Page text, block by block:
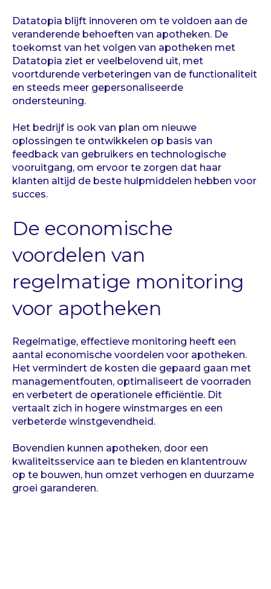
Datatopia blijft innoveren om te voldoen aan de
veranderende behoeften van apotheken. De
toekomst van het volgen van apotheken met
Datatopia ziet er veelbelovend uit, met
voortdurende verbeteringen van de functionaliteit
en steeds meer gepersonaliseerde
ondersteuning.
Het bedrijf is ook van plan om nieuwe
oplossingen te ontwikkelen op basis van
feedback van gebruikers en technologische
vooruitgang, om ervoor te zorgen dat haar
klanten altijd de beste hulpmiddelen hebben voor
succes.
De economische
voordelen van
regelmatige monitoring
voor apotheken
Regelmatige, effectieve monitoring heeft een
aantal economische voordelen voor apotheken.
Het vermindert de kosten die gepaard gaan met
managementfouten, optimaliseert de voorraden
en verbetert de operationele efficiëntie. Dit
vertaalt zich in hogere winstmarges en een
verbeterde winstgevendheid.
Bovendien kunnen apotheken, door een
kwaliteitsservice aan te bieden en klantentrouw
op te bouwen, hun omzet verhogen en duurzame
groei garanderen.